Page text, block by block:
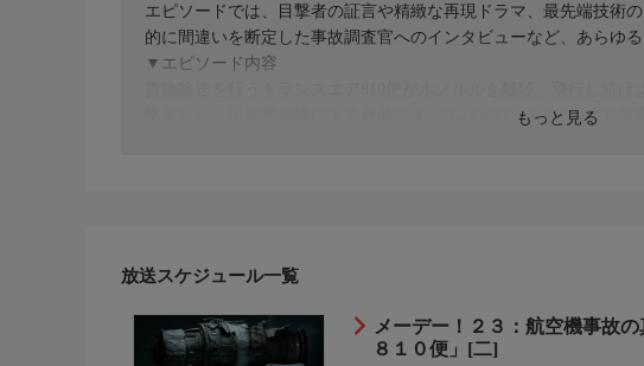
もっと見る
エピソードでは、目撃者の証言や精緻な再現ドラマ、最先端技術
的に間違いを断定した事故調査官へのインタビューなど、あらゆ
▼エピソード内容
墜落した。沿岸警備隊による救助によってパイロットは2人とも生
放送スケジュール一覧
メーデー！２３：航空機事故
８１０便」[二]